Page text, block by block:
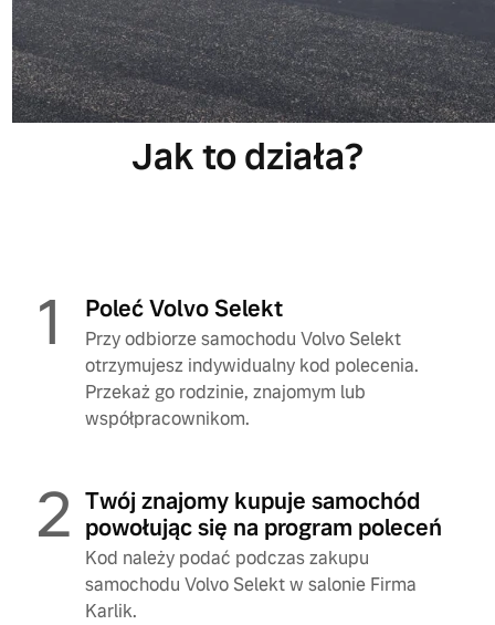
Jak to działa?
1 Poleć Volvo Selekt
Przy odbiorze samochodu Volvo Selekt
otrzymujesz indywidualny kod polecenia.
Przekaż go rodzinie, znajomym lub
współpracownikom.
2 Twój znajomy kupuje samochód
powołując się na program poleceń
Kod należy podać podczas zakupu
samochodu Volvo Selekt w salonie Firma
Karlik.